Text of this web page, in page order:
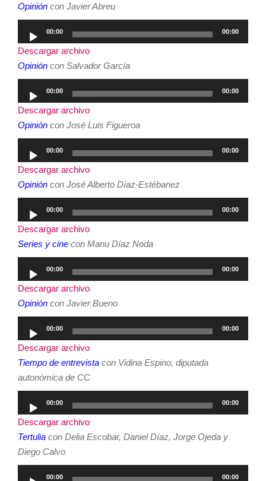
Opinión con Javier Abreu
de
audio
00:00 00:00
Descargar archivo
Opinión con Salvador García
de
audio
00:00 00:00
Descargar archivo
Opinión con José Luis Figueroa
de
audio
00:00 00:00
Descargar archivo
Opinión con José Alberto Díaz-Estébanez
de
audio
00:00 00:00
Descargar archivo
Series y cine con Manu Díaz Noda
de
audio
00:00 00:00
Descargar archivo
Opinión con Javier Bueno
de
audio
00:00 00:00
Descargar archivo
Tiempo de entrevista con Vidina Espino, diputada
autonómica de CC
de
audio
00:00 00:00
Descargar archivo
Tertulia con Delia Escobar, Daniel Díaz, Jorge Ojeda y
Diego Calvo
00:00 00:00